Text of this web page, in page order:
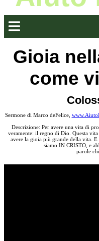
Gioia
come
Sermone di Marco deFelice,
Descrizione: Per avere una vita di
veramente: il regno di Dio. Questa
avere la gioia più grande della vita. E
siamo IN CRISTO, e
parole